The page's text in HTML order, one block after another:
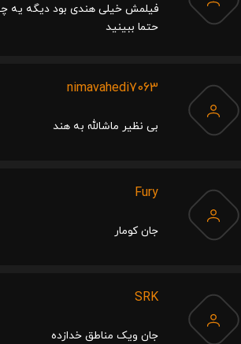
فیلمش خیلی هندی بود دیگه یه
حتما ببینید
nimavahedi7063
بی نظیر ماشالله به هند
Fury
جان کومار
SRK
جان ویک مناطق خدازده